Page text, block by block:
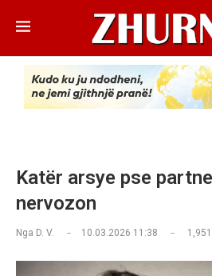
Katër arsye pse
nervozon
Nga D. V. 10.03.2026 11:38 1,951